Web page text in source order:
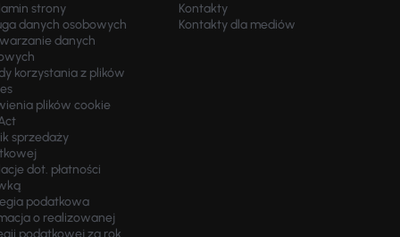
strony
danych osobowych
danych
korzystania z plików
plików cookie
sprzedaży
dot. płatności
podatkowa
o realizowanej
podatkowej za rok
Kontakty
Kontakty dla mediów